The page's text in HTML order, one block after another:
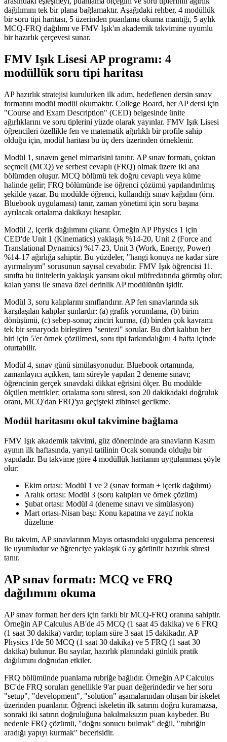
dağılımını tek bir plana bağlamaktır. Aşağıdaki rehber, 4 modüllük
bir soru tipi haritası, 5 üzerinden puanlama okuma mantığı, 5 aylık
MCQ-FRQ dağılımı ve FMV Işık'ın akademik takvimine uyumlu
bir hazırlık çerçevesi sunar.
FMV Işık Lisesi AP programı: 4
modüllük soru tipi haritası
AP hazırlık stratejisi kurulurken ilk adım, hedeflenen dersin sınav
formatını modül modül okumaktır. College Board, her AP dersi için
"Course and Exam Description" (CED) belgesinde ünite
ağırlıklarını ve soru tiplerini yüzde olarak yayınlar. FMV Işık Lisesi
öğrencileri özellikle fen ve matematik ağırlıklı bir profile sahip
olduğu için, modül haritası bu üç ders üzerinden örneklenir.
Modül 1, sınavın genel mimarisini tanıtır. AP sınav formatı, çoktan
seçmeli (MCQ) ve serbest cevaplı (FRQ) olmak üzere iki ana
bölümden oluşur. MCQ bölümü tek doğru cevaplı veya küme
halinde gelir; FRQ bölümünde ise öğrenci çözümü yapılandırılmış
şekilde yazar. Bu modülde öğrenci, kullandığı sınav kağıdını (örn.
Bluebook uygulaması) tanır, zaman yönetimi için soru başına
ayrılacak ortalama dakikayı hesaplar.
Modül 2, içerik dağılımını çıkarır. Örneğin AP Physics 1 için
CED'de Unit 1 (Kinematics) yaklaşık %14-20, Unit 2 (Force and
Translational Dynamics) %17-23, Unit 3 (Work, Energy, Power)
%14-17 ağırlığa sahiptir. Bu yüzdeler, "hangi konuya ne kadar süre
ayırmalıyım" sorusunun sayısal cevabıdır. FMV Işık öğrencisi 11.
sınıfta bu ünitelerin yaklaşık yarısını okul müfredatında görmüş olur;
kalan yarısı ile sınava özel derinlik AP modülünün işidir.
Modül 3, soru kalıplarını sınıflandırır. AP fen sınavlarında sık
karşılaşılan kalıplar şunlardır: (a) grafik yorumlama, (b) birim
dönüşümü, (c) sebep-sonuç zinciri kurma, (d) birden çok kavramı
tek bir senaryoda birleştiren "sentezi" sorular. Bu dört kalıbın her
biri için 5'er örnek çözülmesi, soru tipi farkındalığını 4 hafta içinde
oturtabilir.
Modül 4, sınav günü simülasyonudur. Bluebook ortamında,
zamanlayıcı açıkken, tam süreyle yapılan 2 deneme sınavı;
öğrencinin gerçek sınavdaki dikkat eğrisini ölçer. Bu modülde
ölçülen metrikler: ortalama soru süresi, son 20 dakikadaki doğruluk
oranı, MCQ'dan FRQ'ya geçişteki zihinsel gecikme.
Modül haritasını okul takvimine bağlama
FMV Işık akademik takvimi, güz döneminde ara sınavların Kasım
ayının ilk haftasında, yarıyıl tatilinin Ocak sonunda olduğu bir
yapıdadır. Bu takvime göre 4 modüllük haritanın uygulanması şöyle
olur:
Ekim ortası: Modül 1 ve 2 (sınav formatı + içerik dağılımı)
Aralık ortası: Modül 3 (soru kalıpları ve örnek çözüm)
Şubat ortası: Modül 4 (deneme sınavı ve simülasyon)
Mart ortası-Nisan başı: Konu kapatma ve zayıf nokta
düzeltme
Bu takvim, AP sınavlarının Mayıs ortasındaki uygulama penceresi
ile uyumludur ve öğrenciye yaklaşık 6 ay görünür hazırlık süresi
tanır.
AP sınav formatı: MCQ ve FRQ
dağılımını okuma
AP sınav formatı her ders için farklı bir MCQ-FRQ oranına sahiptir.
Örneğin AP Calculus AB'de 45 MCQ (1 saat 45 dakika) ve 6 FRQ
(1 saat 30 dakika) vardır; toplam süre 3 saat 15 dakikadır. AP
Physics 1'de 50 MCQ (1 saat 30 dakika) ve 5 FRQ (1 saat 30
dakika) bulunur. Bu sayılar, hazırlık planındaki günlük pratik
dağılımını doğrudan etkiler.
FRQ bölümünde puanlama rubriğe bağlıdır. Örneğin AP Calculus
BC'de FRQ soruları genellikle 9'ar puan değerindedir ve her soru
"setup", "development", "solution" aşamalarından oluşan bir iskelet
üzerinden puanlanır. Öğrenci iskeletin ilk satırını doğru kuramazsa,
sonraki iki satırın doğruluğuna bakılmaksızın puan kaybeder. Bu
nedenle FRQ çözümü, "doğru sonucu bulmak" değil, "rubriğin
aradığı yapıyı kurmak" becerisidir.